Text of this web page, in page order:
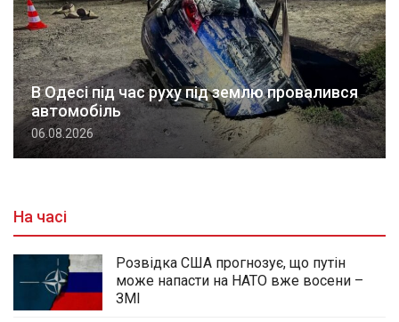
В Одесі під час руху під землю провалився
автомобіль
06.08.2026
На часі
Розвідка США прогнозує, що путін
може напасти на НАТО вже восени –
ЗМІ